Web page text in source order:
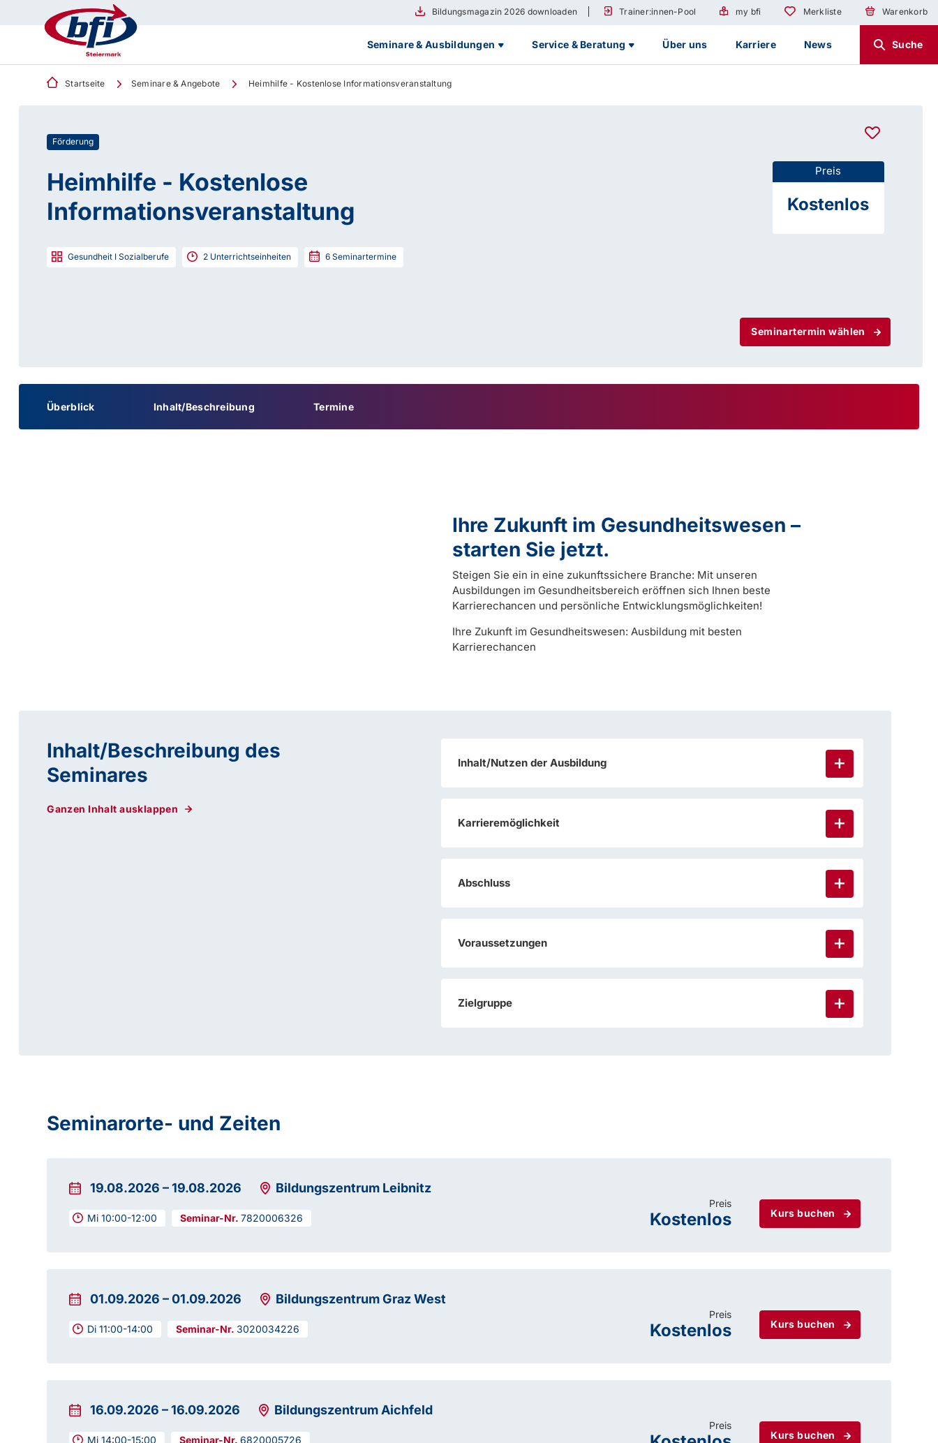
Bildungsmagazin 2026 downloaden Trainer:innen-Pool my bfi Merkliste Warenkorb
Seminare & Ausbildungen Service & Beratung Über uns Karriere News Suche
Startseite Seminare & Angebote Heimhilfe - Kostenlose Informationsveranstaltung
Förderung
Heimhilfe - Kostenlose
Informationsveranstaltung
Gesundheit I Sozialberufe 2 Unterrichtseinheiten 6 Seminartermine
Preis
Kostenlos
Seminartermin wählen
Überblick Inhalt/Beschreibung Termine
Ihre Zukunft im Gesundheitswesen –
starten Sie jetzt.
Steigen Sie ein in eine zukunftssichere Branche: Mit unseren
Ausbildungen im Gesundheitsbereich eröffnen sich Ihnen beste
Karrierechancen und persönliche Entwicklungsmöglichkeiten!
Ihre Zukunft im Gesundheitswesen: Ausbildung mit besten
Karrierechancen
Inhalt/Beschreibung des
Seminares
Ganzen Inhalt ausklappen
Inhalt/Nutzen der Ausbildung
Karrieremöglichkeit
Abschluss
Voraussetzungen
Zielgruppe
Seminarorte- und Zeiten
19.08.2026 –19.08.2026 Bildungszentrum Leibnitz
Mi 10:00-12:00 7820006326 Kurs buchen
Preis
Kostenlos
01.09.2026 –01.09.2026 Bildungszentrum Graz West
Di 11:00-14:00 3020034226 Kurs buchen
Preis
Kostenlos
16.09.2026 –16.09.2026 Bildungszentrum Aichfeld
Mi 14:00-15:00 6820005726 Kurs buchen
Preis